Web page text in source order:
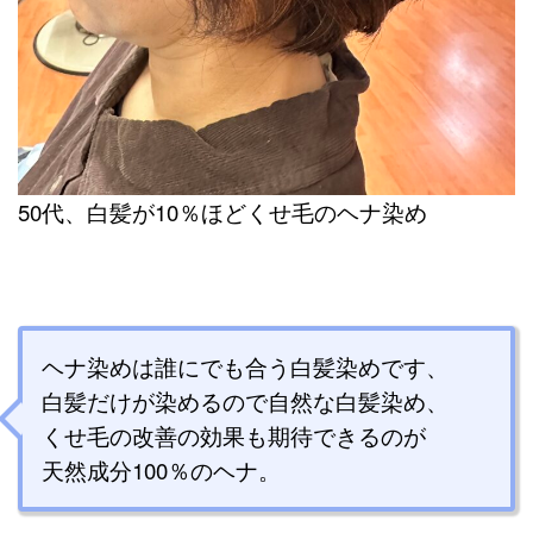
50代、白髪が10％ほどくせ毛のヘナ染め
ヘナ染めは誰にでも合う白髪染めです、
白髪だけが染めるので自然な白髪染め、
くせ毛の改善の効果も期待できるのが
天然成分100％のヘナ。